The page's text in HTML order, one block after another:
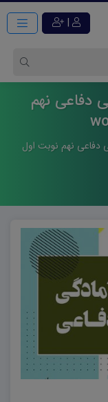
|
دفاعی نهم
دفاعی نهم نوبت اول